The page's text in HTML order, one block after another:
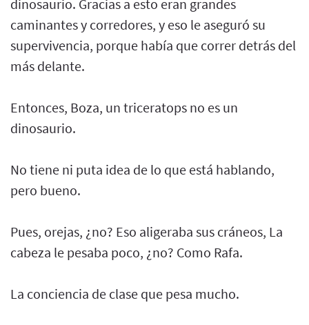
dinosaurio. Gracias a esto eran grandes
caminantes y corredores, y eso le aseguró su
supervivencia, porque había que correr detrás del
más delante.
Entonces, Boza, un triceratops no es un
dinosaurio.
No tiene ni puta idea de lo que está hablando,
pero bueno.
Pues, orejas, ¿no? Eso aligeraba sus cráneos, La
cabeza le pesaba poco, ¿no? Como Rafa.
La conciencia de clase que pesa mucho.